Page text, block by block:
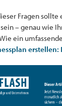
Fragen sollte
– genau wie
ein